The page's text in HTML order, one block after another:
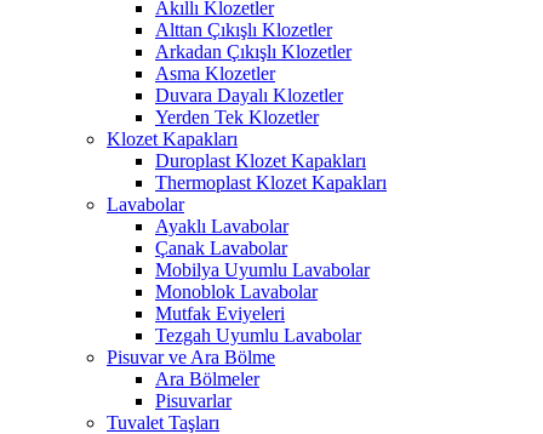
Akıllı Klozetler
Alttan Çıkışlı Klozetler
Arkadan Çıkışlı Klozetler
Asma Klozetler
Duvara Dayalı Klozetler
Yerden Tek Klozetler
Klozet Kapakları
Duroplast Klozet Kapakları
Thermoplast Klozet Kapakları
Lavabolar
Ayaklı Lavabolar
Çanak Lavabolar
Mobilya Uyumlu Lavabolar
Monoblok Lavabolar
Mutfak Eviyeleri
Tezgah Uyumlu Lavabolar
Pisuvar ve Ara Bölme
Ara Bölmeler
Pisuvarlar
Tuvalet Taşları